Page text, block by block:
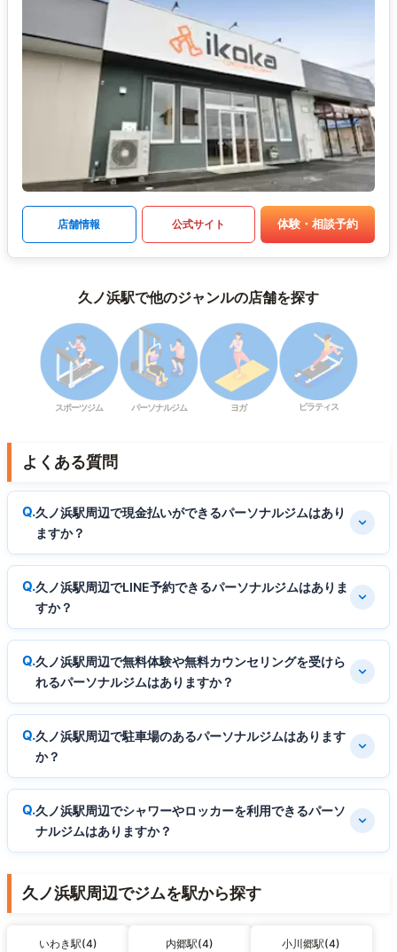
店舗情報 公式サイト 体験・相談予約
久ノ浜駅で他のジャンルの店舗を探す
スポーツジム パーソナルジム ヨガ ピラティス
よくある質問
久ノ浜駅周辺で現金払いができるパーソナルジムはあり
ますか？
久ノ浜駅周辺でLINE予約できるパーソナルジムはありま
すか？
久ノ浜駅周辺で無料体験や無料カウンセリングを受けら
れるパーソナルジムはありますか？
久ノ浜駅周辺で駐車場のあるパーソナルジムはあります
か？
久ノ浜駅周辺でシャワーやロッカーを利用できるパーソ
ナルジムはありますか？
久ノ浜駅周辺でジムを駅から探す
いわき駅(4) 内郷駅(4) 小川郷駅(4)